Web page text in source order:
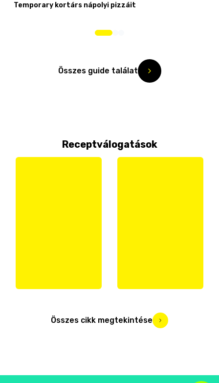
Temporary kortárs nápolyi pizzáit
Összes guide találat
Receptválogatások
Összes cikk megtekintése